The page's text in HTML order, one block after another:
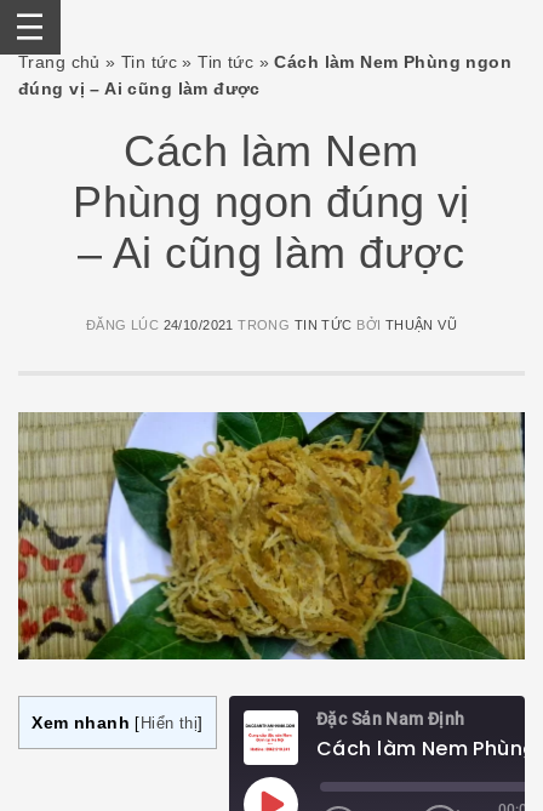
SkipTrang chủ »Tin tức »Tin tức »Cách làm Nem Phùng ngon
đúng vị – Ai cũng làm được
Cách làm Nem
Phùng ngon đúng vị
– Ai cũng làm được
ĐĂNG LÚC 24/10/2021 TRONG TIN TỨC BỞI THUẬN VŨ
Xem nhanh Hiển thị Đặc Sản Nam Định